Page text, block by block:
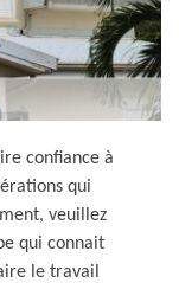
confiance à
qui
veuillez
qui connait
le travail